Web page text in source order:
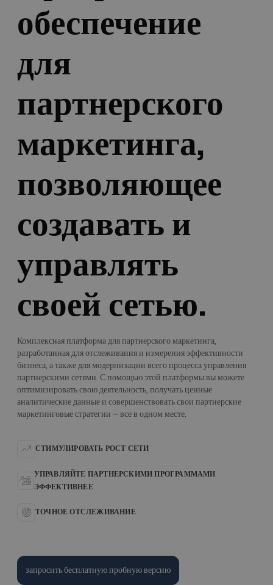
обеспечение
для
партнерского
маркетинга,
позволяющее
создавать и
управлять
своей сетью.
Комплексная платформа для партнерского маркетинга,
разработанная для отслеживания и измерения эффективности
бизнеса, а также для модернизации всего процесса управления
партнерскими сетями. С помощью этой платформы вы можете
оптимизировать свою деятельность, получать ценные
аналитические данные и совершенствовать свои партнерские
маркетинговые стратегии — все в одном месте.
СТИМУЛИРОВАТЬ РОСТ СЕТИ
УПРАВЛЯЙТЕ ПАРТНЕРСКИМИ ПРОГРАММАМИ
ЭФФЕКТИВНЕЕ
ТОЧНОЕ ОТСЛЕЖИВАНИЕ
запросить бесплатную пробную версию